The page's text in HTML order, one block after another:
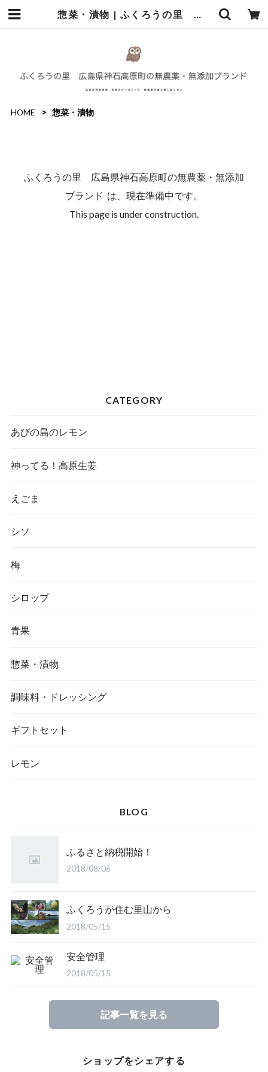
惣菜・漬物 | ふくろうの里 広島県神石高原町の無農薬・無添加ブランド
HOME 惣菜・漬物
ふくろうの里 広島県神石高原町の無農薬・無添加
ブランド は、現在準備中です。
This page is under construction.
CATEGORY
あびの島のレモン
神ってる！高原生姜
えごま
シソ
梅
シロップ
青果
惣菜・漬物
調味料・ドレッシング
ギフトセット
レモン
BLOG
ふるさと納税開始！
2018/08/06
ふくろうが住む里山から
2018/05/15
安全管理
2018/05/15
記事一覧を見る
ショップをシェアする